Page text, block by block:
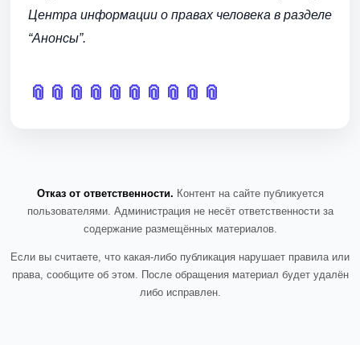
Центра информации о правах человека в разделе
“Анонсы”.
📎 📎 📎 📎 📎 📎 📎 📎 📎 📎
Отказ от ответственности. Контент на сайте публикуется
пользователями. Администрация не несёт ответственности за
содержание размещённых материалов.
Если вы считаете, что какая-либо публикация нарушает правила или
права, сообщите об этом. После обращения материал будет удалён
либо исправлен.